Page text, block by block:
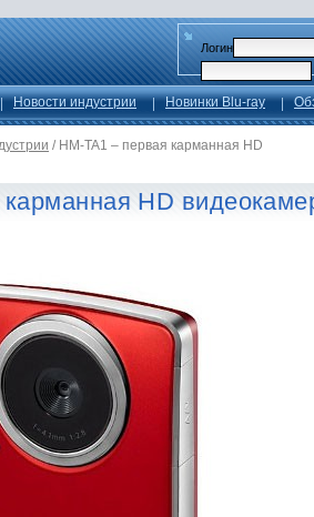
Логин
Новости индустрии Новинки Blu-ray
/ HM-TA1 – первая карманная HD
HD